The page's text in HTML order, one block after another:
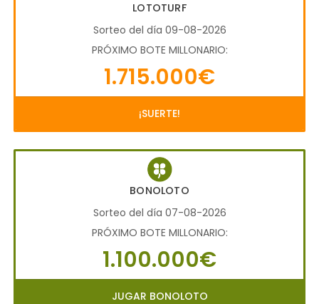
LOTOTURF
Sorteo del día 09-08-2026
PRÓXIMO BOTE MILLONARIO:
1.715.000€
¡SUERTE!
BONOLOTO
Sorteo del día 07-08-2026
PRÓXIMO BOTE MILLONARIO:
1.100.000€
JUGAR BONOLOTO